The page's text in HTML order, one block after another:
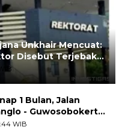
Unkhair Mencuat:
Disebut Terjebak
Akhir Pekan
1 Bulan, Jalan
- Guwosobokerto
WIB